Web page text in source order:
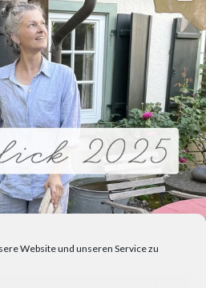
Website und unseren Service zu